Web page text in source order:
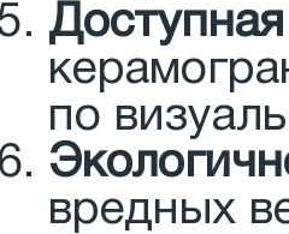
по
вредных